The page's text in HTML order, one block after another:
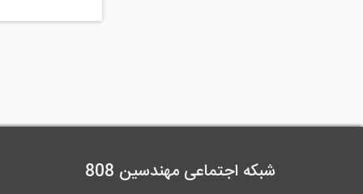
شبکه اجتماعی مهندسین 808